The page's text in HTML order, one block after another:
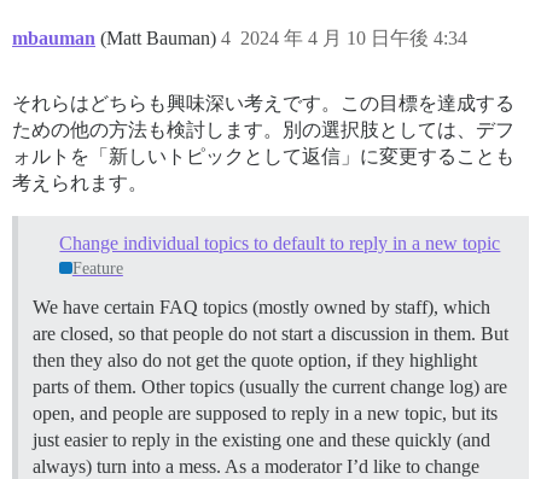
mbauman (Matt Bauman) 2024 年 4 月 10 日午後 4:34
4
それらはどちらも興味深い考えです。この目標を達成する
ための他の方法も検討します。別の選択肢としては、デフ
ォルトを「新しいトピックとして返信」に変更することも
考えられます。
Change individual topics to default to reply in a new topic
Feature
We have certain FAQ topics (mostly owned by staff), which
are closed, so that people do not start a discussion in them. But
then they also do not get the quote option, if they highlight
parts of them. Other topics (usually the current change log) are
open, and people are supposed to reply in a new topic, but its
just easier to reply in the existing one and these quickly (and
always) turn into a mess. As a moderator I’d like to change